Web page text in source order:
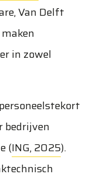
Van Delft
in zowel
bedrijven
(ING, 2025).